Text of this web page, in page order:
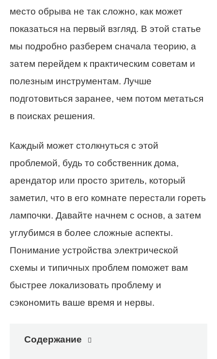
место обрыва не так сложно, как может
показаться на первый взгляд. В этой статье
мы подробно разберем сначала теорию, а
затем перейдем к практическим советам и
полезным инструментам. Лучше
подготовиться заранее, чем потом метаться
в поисках решения.
Каждый может столкнуться с этой
проблемой, будь то собственник дома,
арендатор или просто зритель, который
заметил, что в его комнате перестали гореть
лампочки. Давайте начнем с основ, а затем
углубимся в более сложные аспекты.
Понимание устройства электрической
схемы и типичных проблем поможет вам
быстрее локализовать проблему и
сэкономить ваше время и нервы.
Содержание